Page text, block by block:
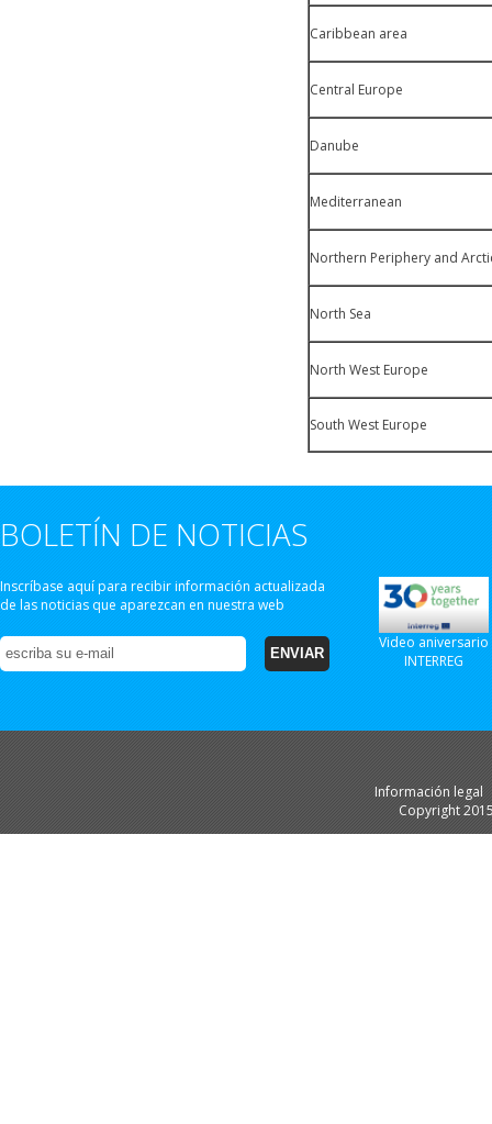
Caribbean area
Central Europe
Danube
Mediterranean
Northern Periphery and
North Sea
North West Europe
South West Europe
BOLETÍN DE NOTICIAS
Inscríbase aquí para recibir información actualizada
de las noticias que aparezcan en nuestra web
Video aniversario
INTERREG
Información legal
Copyright